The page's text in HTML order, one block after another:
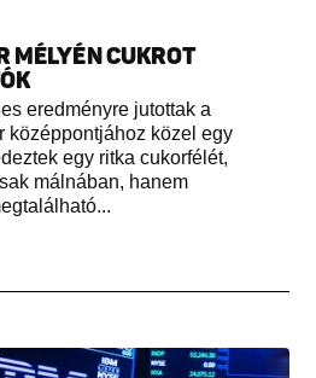
MÉLYÉN CUKROT
eredményre jutottak a
középpontjához közel egy
egy ritka cukorfélét,
málnában, hanem